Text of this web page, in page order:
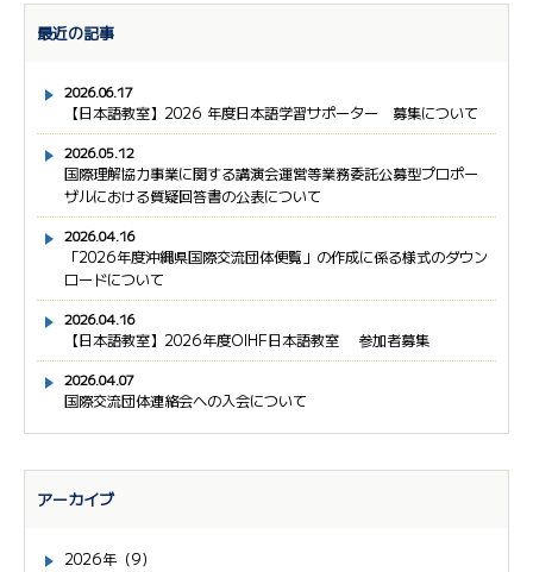
最近の記事
2026.06.17
【日本語教室】2026 年度日本語学習サポーター 募集について
2026.05.12
国際理解協力事業に関する講演会運営等業務委託公募型プロポー
ザルにおける質疑回答書の公表について
2026.04.16
「2026年度沖縄県国際交流団体便覧」の作成に係る様式のダウン
ロードについて
2026.04.16
【日本語教室】2026年度OIHF日本語教室 参加者募集
2026.04.07
国際交流団体連絡会への入会について
アーカイブ
2026年（9）